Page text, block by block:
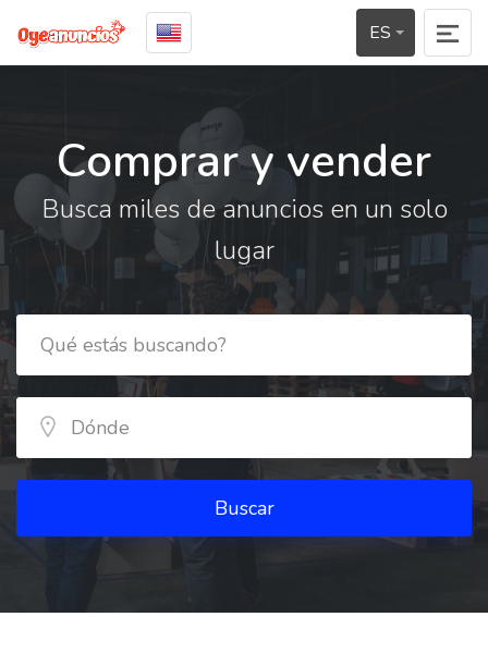
ES
Comprar y vender
Busca miles de anuncios en un solo
lugar
Buscar